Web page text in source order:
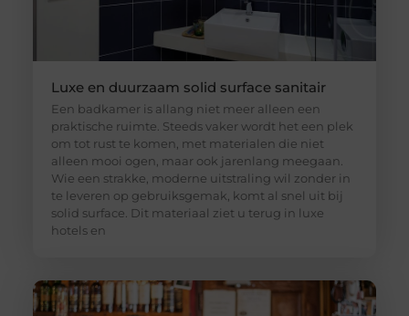
Luxe en duurzaam solid surface sanitair
Een badkamer is allang niet meer alleen een
praktische ruimte. Steeds vaker wordt het een plek
om tot rust te komen, met materialen die niet
alleen mooi ogen, maar ook jarenlang meegaan.
Wie een strakke, moderne uitstraling wil zonder in
te leveren op gebruiksgemak, komt al snel uit bij
solid surface. Dit materiaal ziet u terug in luxe
hotels en